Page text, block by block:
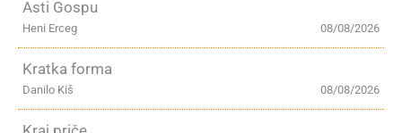
Asti Gospu
08/08/2026
Heni Erceg
Kratka forma
08/08/2026
Danilo Kiš